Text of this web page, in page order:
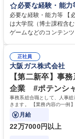
しているか悩んでいる方が対象となり
アナリストなど）、技
ど）、デザイン職（デ
ご希望と適正にマッチ
のご応募をお待ちしております。 募集職種 【第二新
ン】業界未経験歓迎/自
必要な経験・能力
必要な経験・能力等 【
は大学院（博士課程含
ゲームなどのコンテンツに
正社員
大阪ガス株式会社
【第二新卒】事
企業 #ポテンシ
事務系総合職として、人事
きます。 【業務内容の一例
門の企画スタッフ、ルート営
月給
22万7000円以上